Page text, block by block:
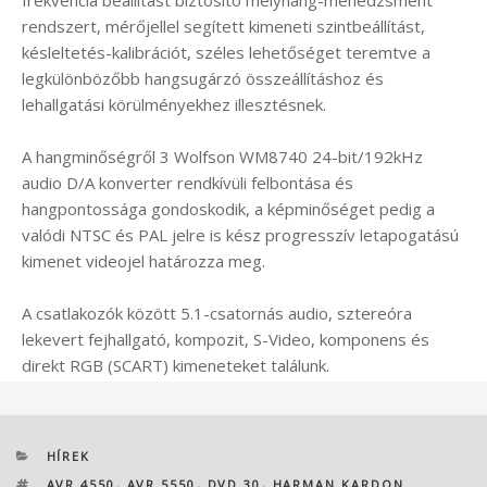
rendszert, mérőjellel segített kimeneti szintbeállítást,
késleltetés-kalibrációt, széles lehetőséget teremtve a
legkülönbözőbb hangsugárzó összeállításhoz és
lehallgatási körülményekhez illesztésnek.
A hangminőségről 3 Wolfson WM8740 24-bit/192kHz
audio D/A konverter rendkívüli felbontása és
hangpontossága gondoskodik, a képminőséget pedig a
valódi NTSC és PAL jelre is kész progresszív letapogatású
kimenet videojel határozza meg.
A csatlakozók között 5.1-csatornás audio, sztereóra
lekevert fejhallgató, kompozit, S-Video, komponens és
direkt RGB (SCART) kimeneteket találunk.
KATEGÓRIÁK
HÍREK
CÍMKÉK